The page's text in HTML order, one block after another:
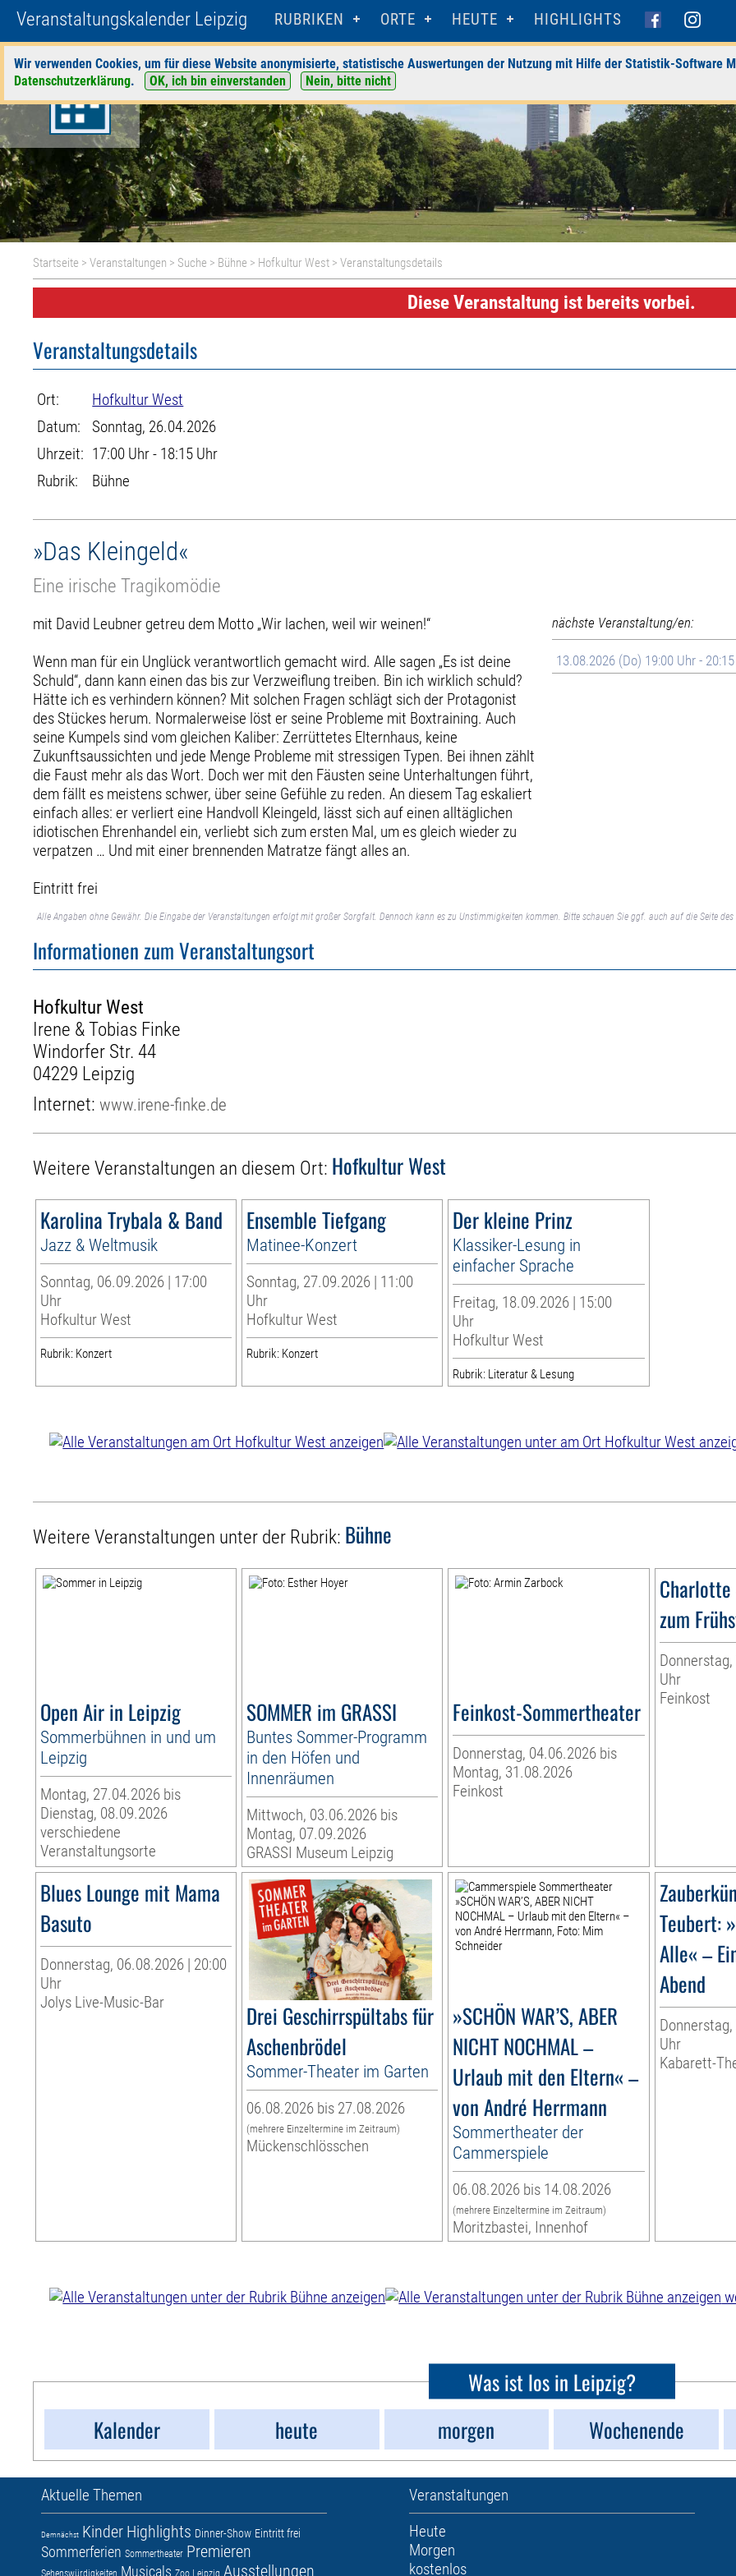
Veranstaltungskalender Leipzig RUBRIKEN ORTE HEUTE HIGHLIGHTS
Wir verwenden Cookies, um für diese Website anonymisierte, statistische Auswertungen der Nutzung mit Hilfe der Statistik-Software
Datenschutzerklärung. OK, ich bin einverstanden Nein, bitte nicht
Startseite >Veranstaltungen > Suche > Bühne > Hofkultur West > Veranstaltungsdetails
Diese Veranstaltung ist bereits vorbei.
Veranstaltungsdetails
Ort:
Hofkultur West
Datum:
Sonntag, 26.04.2026
Uhrzeit: 17:00 Uhr - 18:15 Uhr
Rubrik:
Bühne
»Das Kleingeld«
Eine irische Tragikomödie
mit David Leubner getreu dem Motto „Wir lachen, weil wir weinen!“
Wenn man für ein Unglück verantwortlich gemacht wird. Alle sagen „Es ist deine
Schuld“, dann kann einen das bis zur Verzweiflung treiben. Bin ich wirklich schuld?
Hätte ich es verhindern können? Mit solchen Fragen schlägt sich der Protagonist
des Stückes herum. Normalerweise löst er seine Probleme mit Boxtraining. Auch
seine Kumpels sind vom gleichen Kaliber: Zerrüttetes Elternhaus, keine
Zukunftsaussichten und jede Menge Probleme mit stressigen Typen. Bei ihnen zählt
die Faust mehr als das Wort. Doch wer mit den Fäusten seine Unterhaltungen führt,
dem fällt es meistens schwer, über seine Gefühle zu reden. An diesem Tag eskaliert
einfach alles: er verliert eine Handvoll Kleingeld, lässt sich auf einen alltäglichen
idiotischen Ehrenhandel ein, verliebt sich zum ersten Mal, um es gleich wieder zu
verpatzen … Und mit einer brennenden Matratze fängt alles an.
Eintritt frei
nächste Veranstaltung/en:
13.08.2026 (Do) 19:00 Uhr -
Alle Angaben ohne Gewähr. Die Eingabe der Veranstaltungen erfolgt mit großer Sorgfalt. Dennoch kann es zu Unstimmigkeiten kommen. Bitte schauen Sie ggf. auch auf die Seite
Informationen zum Veranstaltungsort
Hofkultur West
Irene & Tobias Finke
Windorfer Str. 44
04229 Leipzig
Internet:www.irene-finke.de
Weitere Veranstaltungen an diesem Ort: Hofkultur West
Karolina Trybala & Band
Jazz & Weltmusik
Sonntag, 06.09.2026 | 17:00
Uhr
Hofkultur West
Rubrik: Konzert
Ensemble Tiefgang
Matinee-Konzert
Sonntag, 27.09.2026 | 11:00
Uhr
Hofkultur West
Rubrik: Konzert
Der kleine Prinz
Klassiker-Lesung in
einfacher Sprache
Freitag, 18.09.2026 | 15:00
Uhr
Hofkultur West
Rubrik: Literatur & Lesung
Weitere Veranstaltungen unter der Rubrik: Bühne
Open Air in Leipzig
Sommerbühnen in und um
Leipzig
Montag, 27.04.2026 bis
Dienstag, 08.09.2026
verschiedene
Veranstaltungsorte
SOMMER im GRASSI
Buntes Sommer-Programm
in den Höfen und
Innenräumen
Mittwoch, 03.06.2026 bis
Montag, 07.09.2026
GRASSI Museum Leipzig
Feinkost-Sommertheater
Donnerstag, 04.06.2026 bis
Montag, 31.08.2026
Feinkost
zum
Uhr
Feinkost
Blues Lounge mit Mama
Basuto
Donnerstag, 06.08.2026 | 20:00
Uhr
Jolys Live-Music-Bar
Drei Geschirrspültabs für
Aschenbrödel
Sommer-Theater im Garten
06.08.2026 bis 27.08.2026
(mehrere Einzeltermine im Zeitraum)
Mückenschlösschen
»SCHÖN WAR’S, ABER
NICHT NOCHMAL –
Urlaub mit den Eltern« –
von André Herrmann
Sommertheater der
Cammerspiele
06.08.2026 bis 14.08.2026
(mehrere Einzeltermine im Zeitraum)
Moritzbastei, Innenhof
Teubert:
Alle« –
Abend
Uhr
Kabarett-
Was ist los in Leipzig?
Kalender
heute morgen Wochenende
Aktuelle Themen
Demnächst Kinder Highlights Dinner-Show Eintritt frei
Sommerferien Sommertheater Premieren
Musicals Ausstellungen
Veranstaltungen
Heute
Morgen
kostenlos